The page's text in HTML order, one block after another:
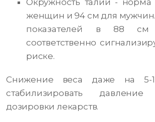
Окружность талии -
женщин и 94 см для
показателей в 88
соответственно
риске.
Снижение веса даже на 5-
стабилизировать
дозировки лекарств.